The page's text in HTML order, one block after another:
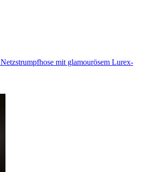
Netzstrumpfhose mit glamourösem Lurex-